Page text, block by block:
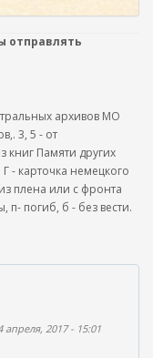
отправлять
архивов МО
3, 5 - от
книг Памяти других
- карточка немецкого
плена или с фронта
погиб, б - без вести.
2017 - 15:01